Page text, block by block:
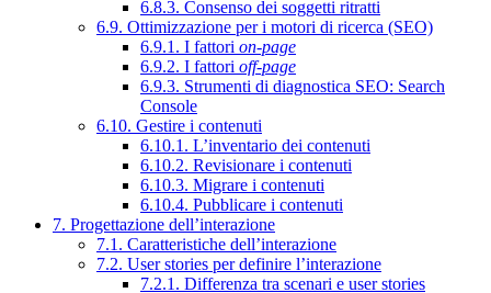
6.8.3. Consenso dei soggetti ritratti
6.9. Ottimizzazione per i motori di ricerca (SEO)
6.9.1. I fattori on-page
6.9.2. I fattori off-page
6.9.3. Strumenti di diagnostica SEO: Search
Console
6.10. Gestire i contenuti
6.10.1. L’inventario dei contenuti
6.10.2. Revisionare i contenuti
6.10.3. Migrare i contenuti
6.10.4. Pubblicare i contenuti
7. Progettazione dell’interazione
7.1. Caratteristiche dell’interazione
7.2. User stories per definire l’interazione
7.2.1. Differenza tra scenari e user stories